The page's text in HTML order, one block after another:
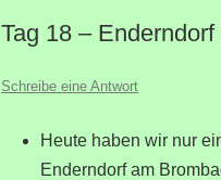
Tag 18 –
Schreibe eine Antwort
Heute haben wir nur
Enderndorf am